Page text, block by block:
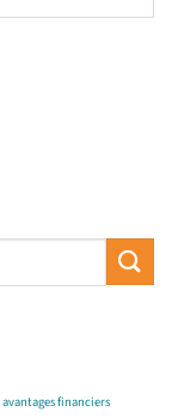
avantages financiers